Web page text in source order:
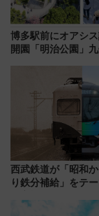
博多駅前にオアシ
開園「明治公園」
品グルメ登場で駅
はどう変わる？
西武鉄道が「昭和
り鉄分補給」をテ
14日から 新車両「